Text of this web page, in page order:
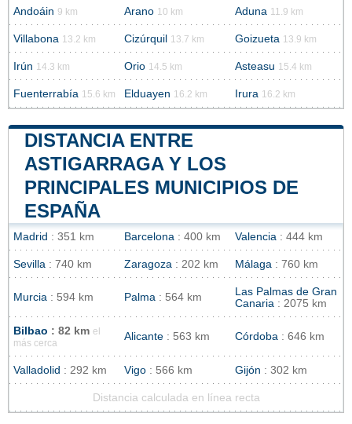
Andoáin 9 km Arano 10 km Aduna 11.9 km
Villabona 13.2 km Cizúrquil 13.7 km Goizueta 13.9 km
Irún 14.3 km Orio 14.5 km Asteasu 15.4 km
Fuenterrabía 15.6 km Elduayen 16.2 km Irura 16.2 km
DISTANCIA ENTRE
ASTIGARRAGA Y LOS
PRINCIPALES MUNICIPIOS DE
ESPAÑA
Madrid : 351 km Barcelona : 400 km Valencia : 444 km
Sevilla : 740 km Zaragoza : 202 km Málaga : 760 km
Murcia : 594 km Palma : 564 km
Las Palmas de Gran
Canaria : 2075 km
Bilbao : 82 km el
más cerca
Alicante : 563 km Córdoba : 646 km
Valladolid : 292 km Vigo : 566 km Gijón : 302 km
Distancia calculada en línea recta